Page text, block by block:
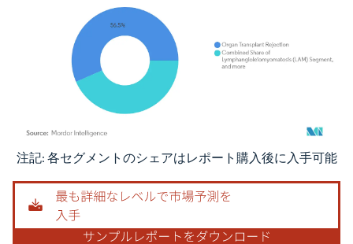
画像 © Mordor Intelligence。再利用にはCC BY 4.0の表示が必要です。
注記: 各セグメントのシェアはレポート購入後に入手可能